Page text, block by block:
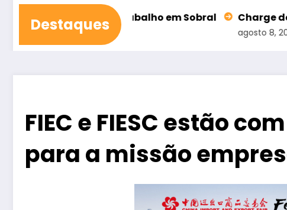
Destaques
do Trabalho em Sobral Charge do Cazo
FIEC e FIESC estão
para a missão